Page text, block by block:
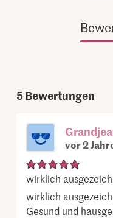
5Bewertungen
vor 2
wirklich
wirklich
Gesund und